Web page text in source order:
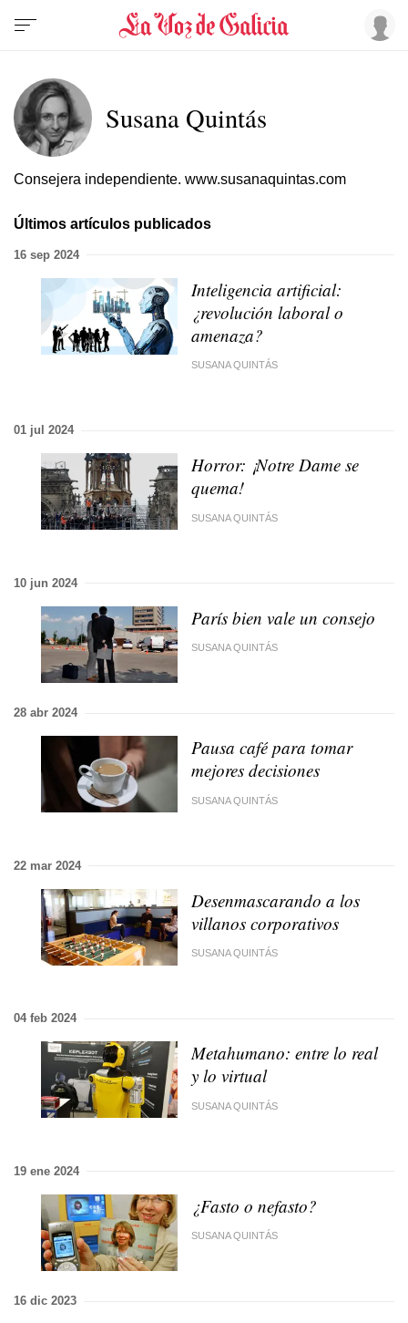
Susana Quintás
Consejera independiente. www.susanaquintas.com
Últimos artículos publicados
16 sep 2024
Inteligencia artificial:
¿revolución laboral o
amenaza?
SUSANA QUINTÁS
01 jul 2024
Horror: ¡Notre Dame se
quema!
SUSANA QUINTÁS
10 jun 2024
París bien vale un consejo
SUSANA QUINTÁS
28 abr 2024
Pausa café para tomar
mejores decisiones
SUSANA QUINTÁS
22 mar 2024
Desenmascarando a los
villanos corporativos
SUSANA QUINTÁS
04 feb 2024
Metahumano: entre lo real
y lo virtual
SUSANA QUINTÁS
19 ene 2024
¿Fasto o nefasto?
SUSANA QUINTÁS
16 dic 2023